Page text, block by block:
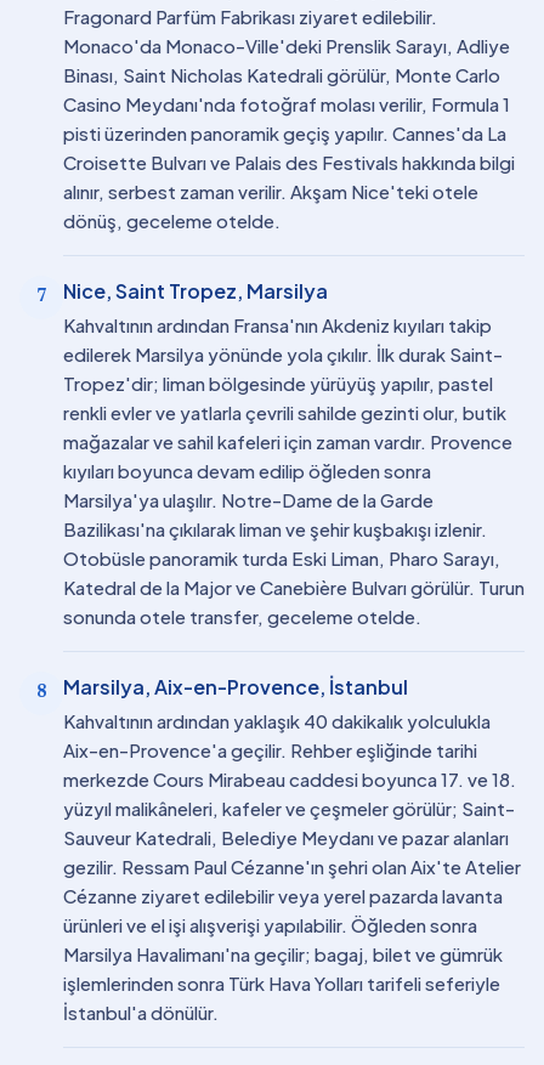
Fragonard Parfüm Fabrikası ziyaret edilebilir.
Monaco'da Monaco-Ville'deki Prenslik Sarayı, Adliye
Binası, Saint Nicholas Katedrali görülür, Monte Carlo
Casino Meydanı'nda fotoğraf molası verilir, Formula 1
pisti üzerinden panoramik geçiş yapılır. Cannes'da La
Croisette Bulvarı ve Palais des Festivals hakkında bilgi
alınır, serbest zaman verilir. Akşam Nice'teki otele
dönüş, geceleme otelde.
7 Nice, Saint Tropez, Marsilya
Kahvaltının ardından Fransa'nın Akdeniz kıyıları takip
edilerek Marsilya yönünde yola çıkılır. İlk durak Saint-
Tropez'dir; liman bölgesinde yürüyüş yapılır, pastel
renkli evler ve yatlarla çevrili sahilde gezinti olur, butik
mağazalar ve sahil kafeleri için zaman vardır. Provence
kıyıları boyunca devam edilip öğleden sonra
Marsilya'ya ulaşılır. Notre-Dame de la Garde
Bazilikası'na çıkılarak liman ve şehir kuşbakışı izlenir.
Otobüsle panoramik turda Eski Liman, Pharo Sarayı,
Katedral de la Major ve Canebière Bulvarı görülür. Turun
sonunda otele transfer, geceleme otelde.
8 Marsilya, Aix-en-Provence, İstanbul
Kahvaltının ardından yaklaşık 40 dakikalık yolculukla
Aix-en-Provence'a geçilir. Rehber eşliğinde tarihi
merkezde Cours Mirabeau caddesi boyunca 17. ve 18.
yüzyıl malikâneleri, kafeler ve çeşmeler görülür; Saint-
Sauveur Katedrali, Belediye Meydanı ve pazar alanları
gezilir. Ressam Paul Cézanne'ın şehri olan Aix'te Atelier
Cézanne ziyaret edilebilir veya yerel pazarda lavanta
ürünleri ve el işi alışverişi yapılabilir. Öğleden sonra
Marsilya Havalimanı'na geçilir; bagaj, bilet ve gümrük
işlemlerinden sonra Türk Hava Yolları tarifeli seferiyle
İstanbul'a dönülür.